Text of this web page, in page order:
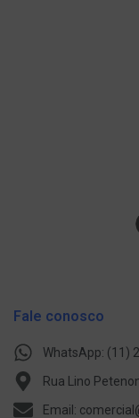
Fale conosco
WhatsApp: (11)
Rua Lino
Email: